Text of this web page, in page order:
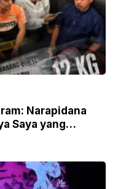
Narapidana
Saya yang